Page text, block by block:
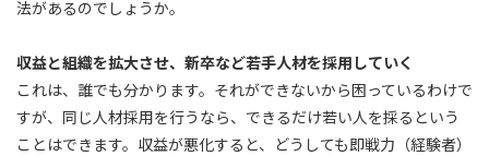
法があるのでしょうか。
収益と組織を拡大させ、新卒など若手人材を採用していく
これは、誰でも分かります。それができないから困っているわけで
すが、同じ人材採用を行うなら、できるだけ若い人を採るという
ことはできます。収益が悪化すると、どうしても即戦力（経験者）